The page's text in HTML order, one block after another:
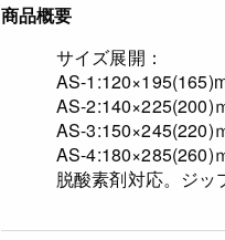
商品概要
サイズ展開：
AS-
AS-2:140×225(200)
AS-3:150×245(220)
AS-4:180×285(260)
脱酸素剤対応。ジッ